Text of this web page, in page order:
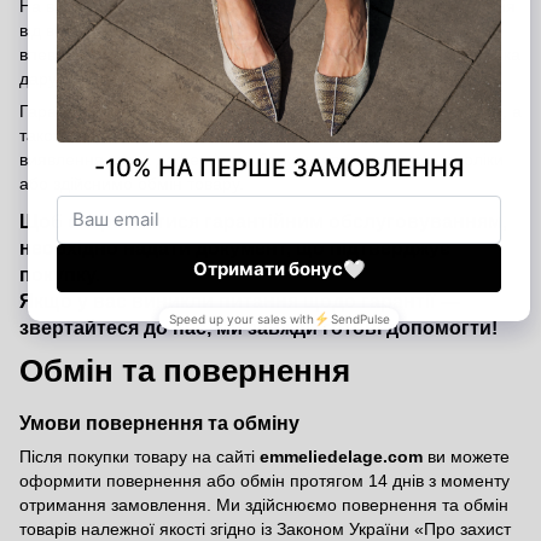
На всі вироби Emmelie Delage поширюється офіційна гарантія
від виробника строком на 12 місяців з дати покупки. Ми
впевнені у якості наших товарів і прагнемо, щоб кожна покупка
дарувала вам задоволення та комфорт.
Гарантія покриває виробничі дефекти матеріалів і фурнітури, а
також недоліки, що виникли з вини виробника. У разі
виявлення таких дефектів ми безкоштовно усунемо недоліки
або здійснимо обмін товару.
Щоб скористатися гарантійним обслуговуванням,
необхідно надати документ, що підтверджує
покупку.
Якщо у вас виникли питання щодо гарантії —
звертайтеся до нас, ми завжди готові допомогти!
Обмін та повернення
Умови повернення та обміну
Після покупки товару на сайті emmeliedelage.com ви можете
оформити повернення або обмін протягом 14 днів з моменту
отримання замовлення. Ми здійснюємо повернення та обмін
товарів належної якості згідно із Законом України «Про захист